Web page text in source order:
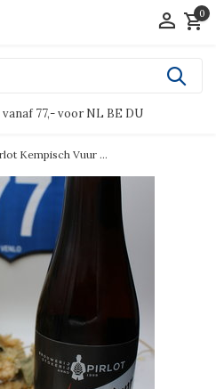
0
77,- voor NL BE DU
Kempisch Vuur ...